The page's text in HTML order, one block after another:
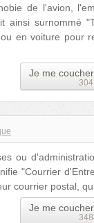
de l'avion,
surnommé
en voiture pour
Je me
ou
"Courrier
courrier postal,
Je me